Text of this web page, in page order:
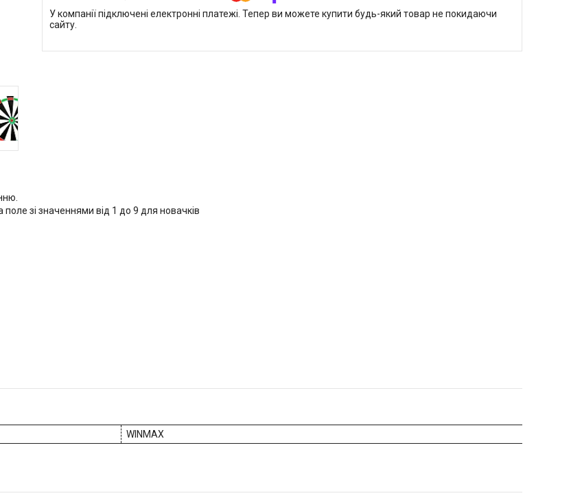
У компанії підключені електронні платежі. Тепер ви можете купити будь-який товар не покидаючи
сайту.
зі значеннями від 1 до 9 для новачків
WINMAX